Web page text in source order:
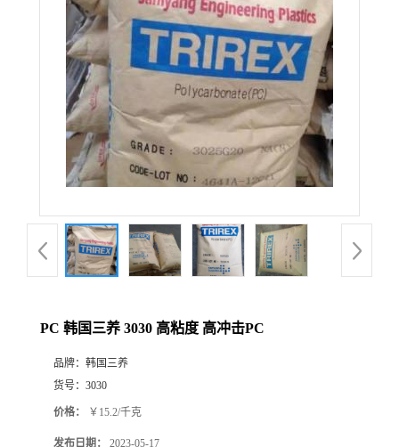
PC 韩国三养 3030 高粘度 高冲击PC
品牌： 韩国三养
货号： 3030
价格： ￥15.2/千克
发布日期： 2023-05-17